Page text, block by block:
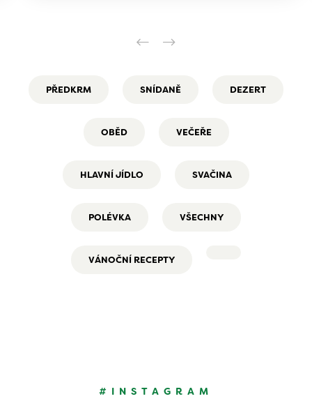
PŘEDKRM SNÍDANĚ DEZERT
OBĚD VEČEŘE
HLAVNÍ JÍDLO SVAČINA
POLÉVKA VŠECHNY
VÁNOČNÍ RECEPTY
#INSTAGRAM